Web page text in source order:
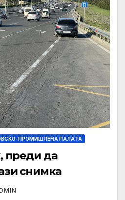
ПРОМИШЛЕНА ПАЛAТА
преди да
снимка